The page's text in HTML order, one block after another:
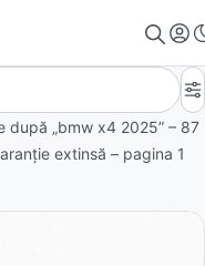
după „bmw x4 2025” – 87
extinsă – pagina 1